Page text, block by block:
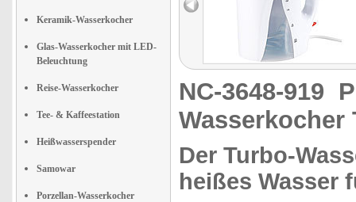
Keramik-Wasserkocher
Glas-Wasserkocher mit LED-
Beleuchtung
Reise-Wasserkocher
Tee- & Kaffeestation
Heißwasserspender
Samowar
Porzellan-Wasserkocher
NC-3648-919
Wasserkocher
Der Turbo-
heißes Wasser